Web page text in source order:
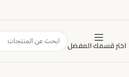
اختر قسمك المفضل